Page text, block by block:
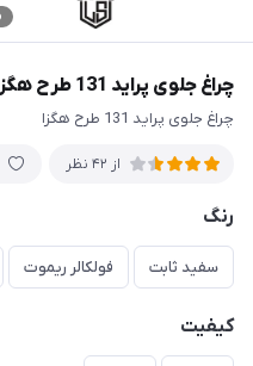
چراغ جلوی پراید 131 طرح هگزا
چراغ جلوی پراید 131 طرح هگزا
از 42 نظر
رنگ
سفید ثابت فولکالر ریموت
کیفیت